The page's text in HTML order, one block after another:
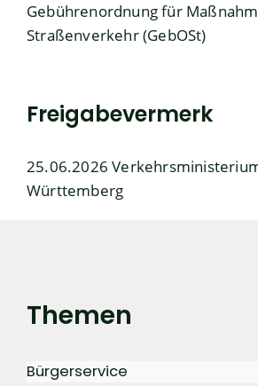
Gebührenordnung für
Straßenverkehr (GebOSt)
Freigabevermerk
25.06.2026
Württemberg
Themen
Bürgerservice